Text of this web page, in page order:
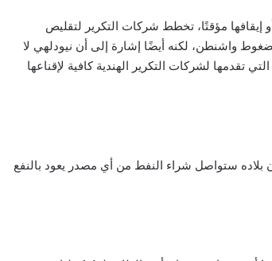
إيقافها مؤقتًا، تخطط شركات التكرير لتقليص
واشنطن، لكنه أيضًا إشارة إلى أن نيودلهي لا
لشركات التكرير الهندية كافية لإقناعها
ستواصل شراء النفط من أي مصدر يعود بالنفع